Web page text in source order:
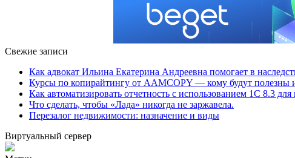
Свежие записи
Как адвокат Ильина Екатерина Андреевна помогает в
Курсы по копирайтингу от AAMCOPY — кому будут полезны
Как автоматизировать отчетность с использованием 1С 8.3 для
Что сделать, чтобы «Лада» никогда не заржавела.
Перезалог недвижимости: назначение и виды
Виртуальный сервер